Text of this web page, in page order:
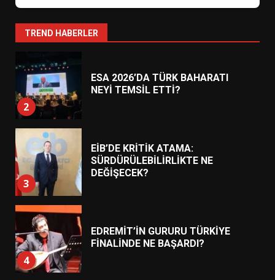
TREND HABERLER
1
HAREKETE GEÇİYOR: GÖZLER
2
ESA 2026’DA TÜRK BAHARATI
NEYİ TEMSİL ETTİ?
3
EİB’DE KRİTİK ATAMA:
SÜRDÜRÜLEBİLİRLİKTE NE
DEĞİŞECEK?
4
EDREMİT’İN GURURU TÜRKİYE
FİNALİNDE NE BAŞARDI?